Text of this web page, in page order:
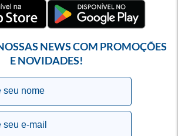
NEWS COM PROMOÇÕES
E NOVIDADES!